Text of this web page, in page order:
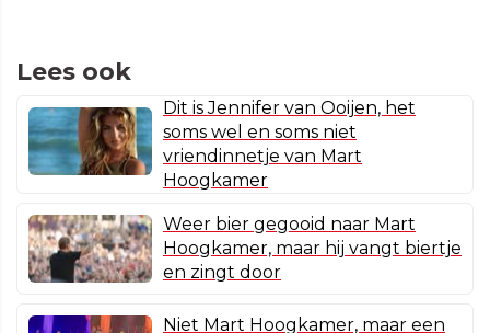
Lees ook
Dit is Jennifer van Ooijen, het
soms wel en soms niet
vriendinnetje van Mart
Hoogkamer
Weer bier gegooid naar Mart
Hoogkamer, maar hij vangt biertje
en zingt door
Niet Mart Hoogkamer, maar een